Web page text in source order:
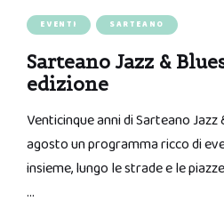
EVENTI SARTEANO
Sarteano Jazz &
edizione
Venticinque anni di Sarteano Jazz
agosto un programma ricco di
insieme, lungo le strade e le
…